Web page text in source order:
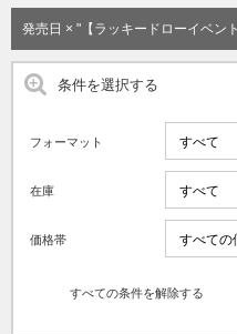
発売日 × "【ラッキードローイベン
条件を選択する
フォーマット
在庫
価格帯
すべての条件を解除する